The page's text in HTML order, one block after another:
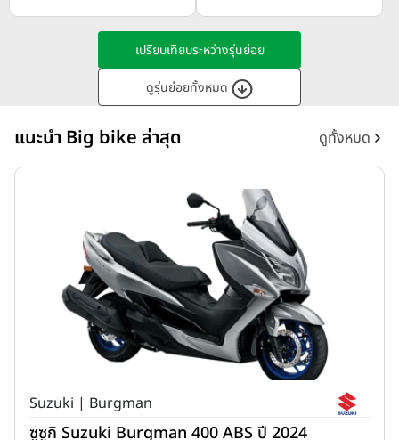
เปรียบเทียบระหว่างรุ่นย่อย
ดูรุ่นย่อยทั้งหมด
แนะนำ Big bike ล่าสุด ดูทั้งหมด
Suzuki | Burgman
ซูซูกิ Suzuki Burgman 400 ABS ปี 2024